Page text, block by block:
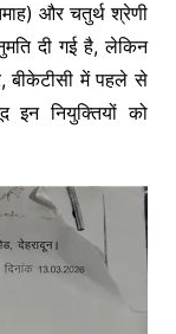
और चतुर्थ श्रेणी
दी गई है, लेकिन
बीकेटीसी में पहले से
इन नियुक्तियों को